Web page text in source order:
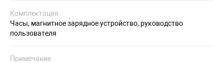
Комплектация
Часы, магнитное зарядное устройство, руководство
пользователя
Примечание